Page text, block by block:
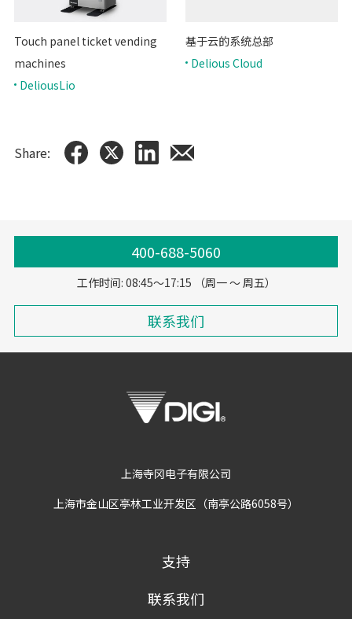
Touch panel ticket vending
machines
DeliousLio
基于云的系统总部
Delious Cloud
Share:
400-688-5060
工作时间: 08:45～17:15 （周一 ～ 周五）
联系我们
上海寺冈电子有限公司
上海市金山区亭林工业开发区（南亭公路6058号）
支持
联系我们